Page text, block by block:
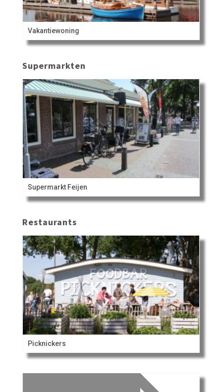
Vakantiewoning
Supermarkten
Supermarkt Feijen
Restaurants
Picknickers